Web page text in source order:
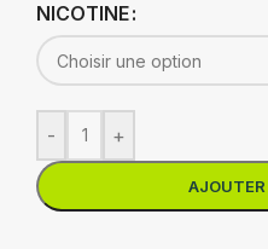
NICOTINE
- +
AJOUTER